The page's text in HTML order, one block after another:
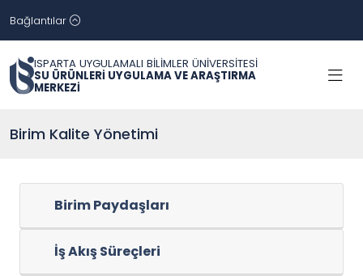
Bağlantılar
ISPARTA UYGULAMALI BİLİMLER ÜNİVERSİTESİ
SU ÜRÜNLERİ UYGULAMA VE ARAŞTIRMA
MERKEZİ
Birim Kalite Yönetimi
Birim Paydaşları
İş Akış Süreçleri